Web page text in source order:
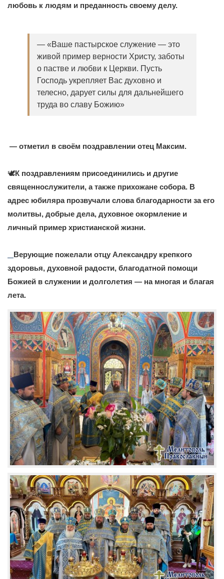
любовь к людям и преданность своему делу.
— «Ваше пастырское служение — это
живой пример верности Христу, заботы
о пастве и любви к Церкви. Пусть
Господь укрепляет Вас духовно и
телесно, дарует силы для дальнейшего
труда во славу Божию»
— отметил в своём поздравлении отец Максим.
🕊️К поздравлениям присоединились и другие
священнослужители, а также прихожане собора. В
адрес юбиляра прозвучали слова благодарности за его
молитвы, добрые дела, духовное окормление и
личный пример христианской жизни.
Верующие пожелали отцу Александру крепкого
здоровья, духовной радости, благодатной помощи
Божией в служении и долголетия — на многая и благая
лета.